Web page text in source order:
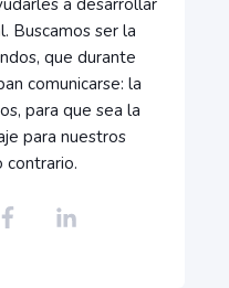
a desarrollar
Buscamos ser la
que durante
comunicarse: la
para que sea la
para nuestros
contrario.